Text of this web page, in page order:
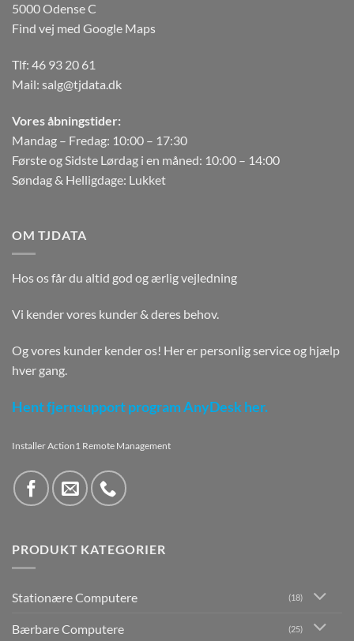
5000 Odense C
Find vej med Google Maps
Tlf: 46 93 20 61
Mail: salg@tjdata.dk
Vores åbningstider:
Mandag – Fredag: 10:00 – 17:30
Første og Sidste Lørdag i en måned: 10:00 – 14:00
Søndag & Helligdage: Lukket
OM TJDATA
Hos os får du altid god og ærlig vejledning
Vi kender vores kunder & deres behov.
Og vores kunder kender os! Her er personlig service og hjælp
hver gang.
Hent fjernsupport program AnyDesk her.
Installer Action1 Remote Management
PRODUKT KATEGORIER
Stationære Computere (18)
Bærbare Computere (25)